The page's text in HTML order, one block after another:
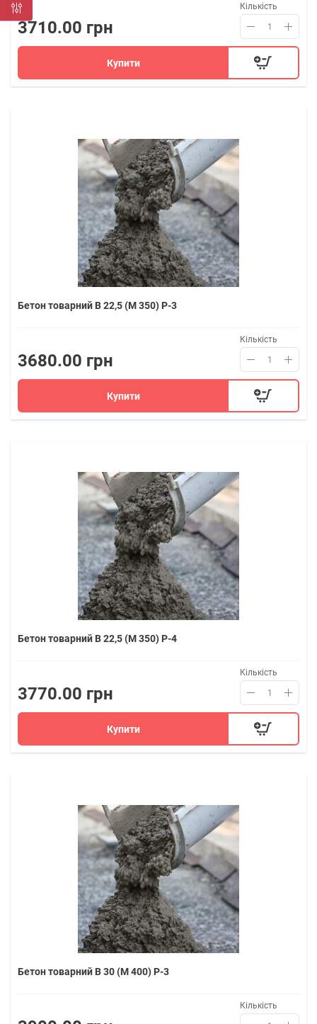
3710.00 грн
Кількість
Купити
Бетон товарний В 22,5 (M 350) P-3
3680.00 грн
Кількість
Купити
Бетон товарний В 22,5 (M 350) P-4
3770.00 грн
Кількість
Купити
Бетон товарний В 30 (M 400) P-3
Кількість